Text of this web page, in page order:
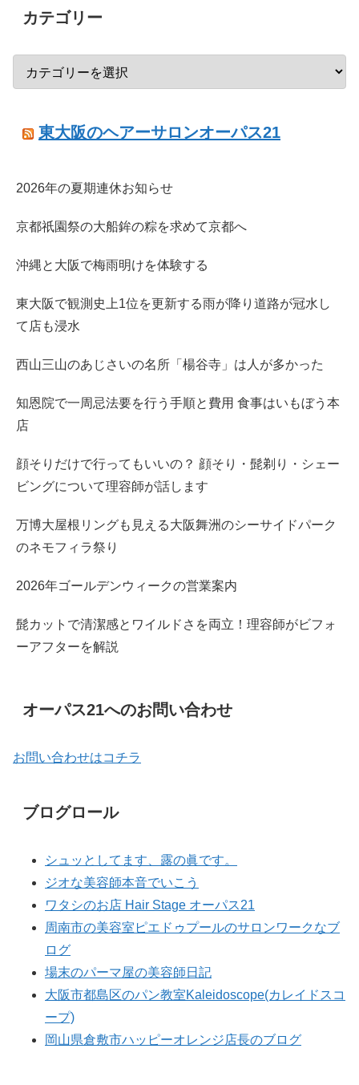
カテゴリー
東大阪のヘアーサロンオーパス21
2026年の夏期連休お知らせ
京都祇園祭の大船鉾の粽を求めて京都へ
沖縄と大阪で梅雨明けを体験する
東大阪で観測史上1位を更新する雨が降り道路が冠水し
て店も浸水
西山三山のあじさいの名所「楊谷寺」は人が多かった
知恩院で一周忌法要を行う手順と費用 食事はいもぼう本
店
顔そりだけで行ってもいいの？ 顔そり・髭剃り・シェー
ビングについて理容師が話します
万博大屋根リングも見える大阪舞洲のシーサイドパーク
のネモフィラ祭り
2026年ゴールデンウィークの営業案内
髭カットで清潔感とワイルドさを両立！理容師がビフォ
ーアフターを解説
オーパス21へのお問い合わせ
お問い合わせはコチラ
ブログロール
シュッとしてます、露の眞です。
ジオな美容師本音でいこう
ワタシのお店 Hair Stage オーパス21
周南市の美容室ピエドゥプールのサロンワークなブ
ログ
場末のパーマ屋の美容師日記
大阪市都島区のパン教室Kaleidoscope(カレイドスコ
ープ)
岡山県倉敷市ハッピーオレンジ店長のブログ